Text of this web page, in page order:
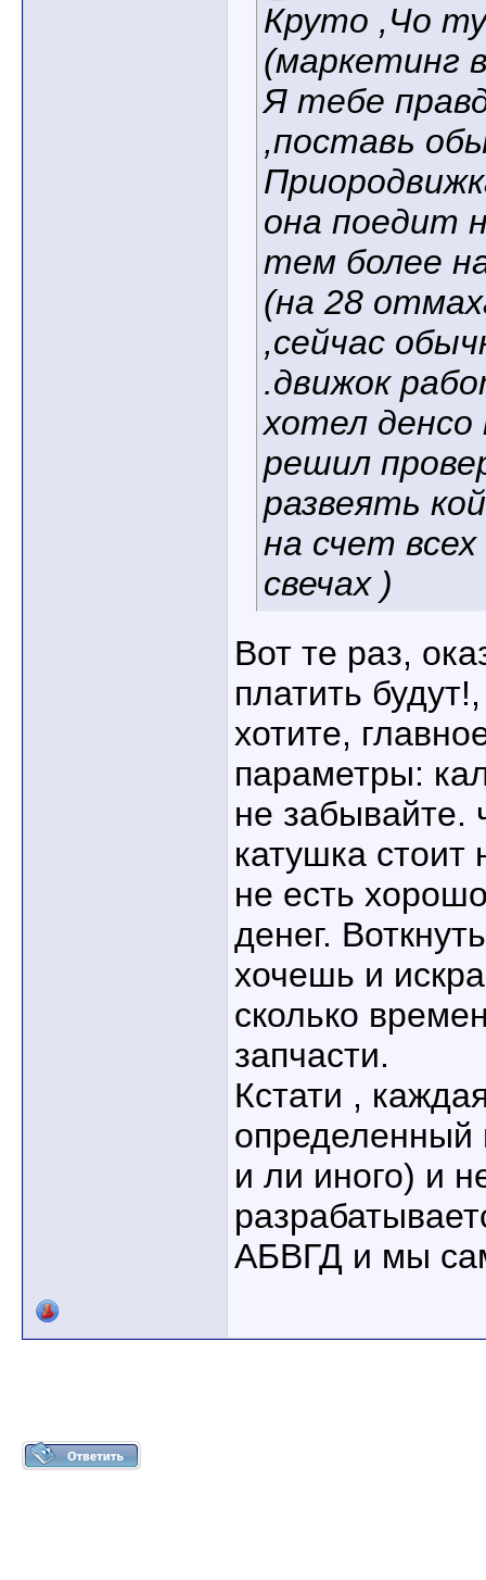
Круто ,Чо
(маркетинг
Я тебе
,поставь
она поедит
тем более
(на 28
,сейчас
.движок
хотел
решил
развеять
на счет
свечах )
Вот те раз,
платить
хотите,
параметры:
не забывайте.
катушка стоит
не есть
денег.
хочешь и
сколько
запчасти.
Кстати ,
определенный
и ли иного) и
АБВГД и мы